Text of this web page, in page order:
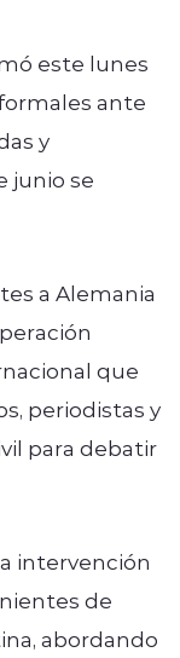
este lunes
ante
y
junio se
a Alemania
que
periodistas y
para debatir
intervención
de
abordando